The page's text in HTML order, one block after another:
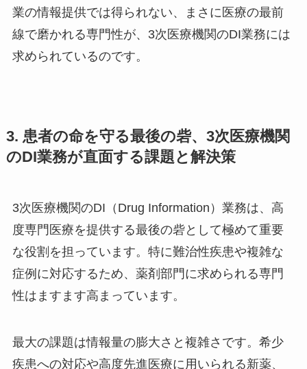
業の情報提供では得られない、まさに医療の最前
線で磨かれる専門性が、3次医療機関のDI業務には
求められているのです。
3. 患者の命を守る最後の砦、3次医療機関
のDI業務が直面する課題と解決策
3次医療機関のDI（Drug Information）業務は、高
度専門医療を提供する最後の砦として極めて重要
な役割を担っています。特に難治性疾患や複雑な
症例に対応するため、薬剤部門に求められる専門
性はますます高まっています。
最大の課題は情報量の膨大さと複雑さです。希少
疾患への対応や高度先進医療に用いられる新薬、